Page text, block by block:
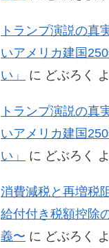
トランプ演説の真
いアメリカ建国
い」
に どぶろく
トランプ演説の真
いアメリカ建国
い」
に どぶろく
消費減税と再増税
給付付き税額控除
義〜 に どぶろく